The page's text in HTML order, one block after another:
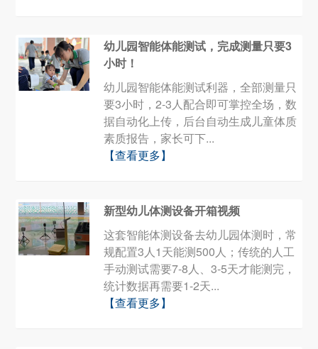
幼儿园智能体能测试，完成测量只要3
小时！
幼儿园智能体能测试利器，全部测量只
要3小时，2-3人配合即可掌控全场，数
据自动化上传，后台自动生成儿童体质
素质报告，家长可下...
【查看更多】
新型幼儿体测设备开箱视频
这套智能体测设备去幼儿园体测时，常
规配置3人1天能测500人；传统的人工
手动测试需要7-8人、3-5天才能测完，
统计数据再需要1-2天...
【查看更多】